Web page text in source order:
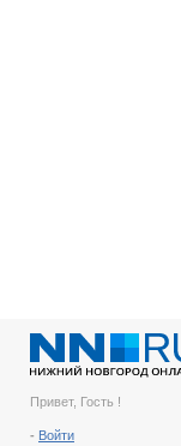
Привет, Гость !
- Войти